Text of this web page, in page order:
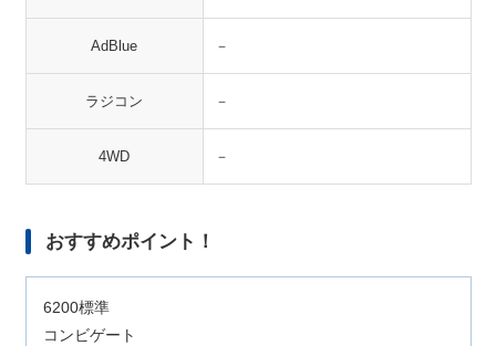
AdBlue －
ラジコン －
4WD －
おすすめポイント！
6200標準
コンビゲート